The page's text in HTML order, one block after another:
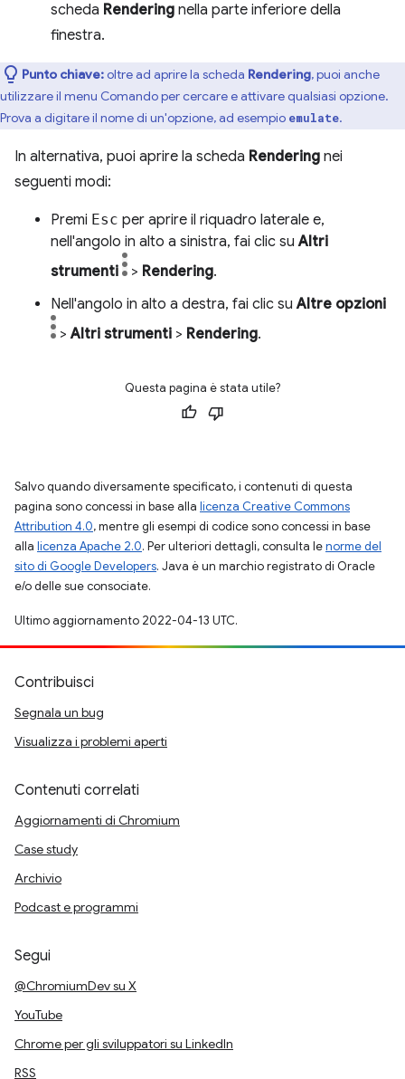
scheda Rendering nella parte inferiore della
finestra.
Punto chiave:oltre ad aprire la scheda Rendering, puoi anche
utilizzare il menu Comando per cercare e attivare qualsiasi opzione.
Prova a digitare il nome di un'opzione, ad esempio emulate.
In alternativa, puoi aprire la scheda Rendering nei
seguenti modi:
Premi Esc per aprire il riquadro laterale e,
nell'angolo in alto a sinistra, fai clic suAltri
strumenti
> Rendering.
Nell'angolo in alto a destra, fai clic suAltre opzioni
>Altri strumenti > Rendering.
Questa pagina è stata utile?
Salvo quando diversamente specificato, i contenuti di questa
pagina sono concessi in base alla licenza Creative Commons
Attribution 4.0, mentre gli esempi di codice sono concessi in base
alla licenza Apache 2.0. Per ulteriori dettagli, consulta lenorme del
sito di Google Developers. Java è un marchio registrato di Oracle
e/o delle sue consociate.
Ultimo aggiornamento 2022-04-13 UTC.
Contribuisci
Segnala un bug
Visualizza i problemi aperti
Contenuti correlati
Aggiornamenti di Chromium
Case study
Archivio
Podcast e programmi
Segui
@ChromiumDev su X
YouTube
Chrome per gli sviluppatori su LinkedIn
RSS